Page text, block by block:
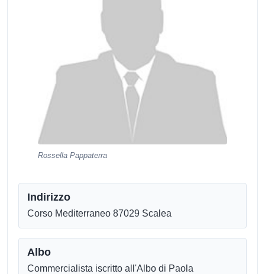
Rossella Pappaterra
Indirizzo
Corso Mediterraneo 87029 Scalea
Albo
Commercialista iscritto all'Albo di Paola